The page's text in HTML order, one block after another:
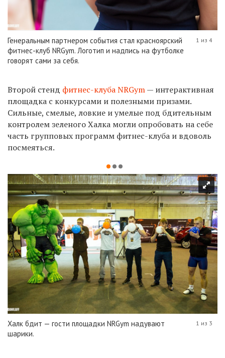
Генеральным партнером события стал красноярский
фитнес-клуб NRGym. Логотип и надпись на футболке
говорят сами за себя.
1 из 4
Второй стенд фитнес-клуба NRGym— интерактивная
площадка с конкурсами и полезными призами.
Сильные, смелые, ловкие и умелые под бдительным
контролем зеленого Халка могли опробовать на себе
часть групповых программ фитнес-клуба и вдоволь
посмеяться.
Халк бдит — гости площадки NRGym надувают
шарики.
1 из 3